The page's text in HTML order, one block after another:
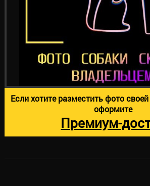
Если хотите разместить фото
оформите
Премиум-